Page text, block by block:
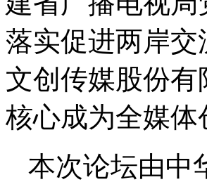
落实促进两岸
文创传媒股份
核心成为全媒体
本次论坛由中